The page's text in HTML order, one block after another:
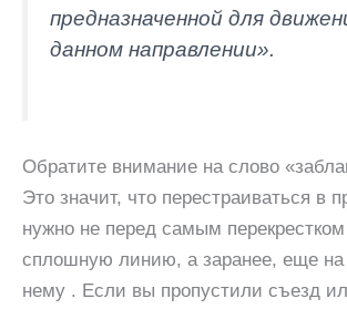
предназначенной для
данном направлении».
Обратите внимание на слово
Это значит, что перестраиваться в
нужно не перед самым перекрестком
сплошную линию, а заранее, еще на
нему . Если вы пропустили съезд